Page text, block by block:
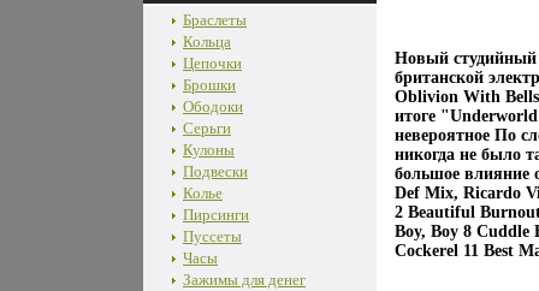
Браслеты
Кольца
Цепочки
Брошки
Ободоки
Серьги
Кулоны
Подвески
Колье
Пирсинги
Пуссеты
Часы
Зажимы для денег
Новый студийный
британской
Oblivion With
итоге
невероятное По
никогда не было
большое влияние
Def Mix, Ricardo
2 Beautiful
Boy, Boy 8 Cuddle
Cockerel 11 Best